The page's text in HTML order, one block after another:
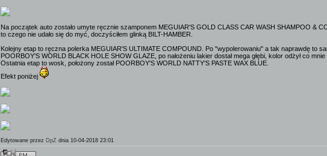
Na początek auto zostało umyte ręcznie szamponem MEGUIAR'S GOLD CLASS CAR WASH SHAMPOO &
to czego nie udało się do myć, doczyściłem glinką BILT-HAMBER.
Kolejny etap to ręczna polerka MEGUIAR'S ULTIMATE COMPOUND. Po "wypolerowaniu" a tak naprawdę to
POORBOY'S WORLD BLACK HOLE SHOW GLAZE, po nałożeniu lakier dostał mega głębi, kolor odżył co mnie
Ostatnia etap to wosk, położony został POORBOY'S WORLD NATTY'S PASTE WAX BLUE.
Efekt poniżej
Edytowane przez DpZ dnia 10-04-2018 23:01